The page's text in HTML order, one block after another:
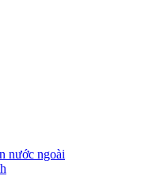
nước ngoài